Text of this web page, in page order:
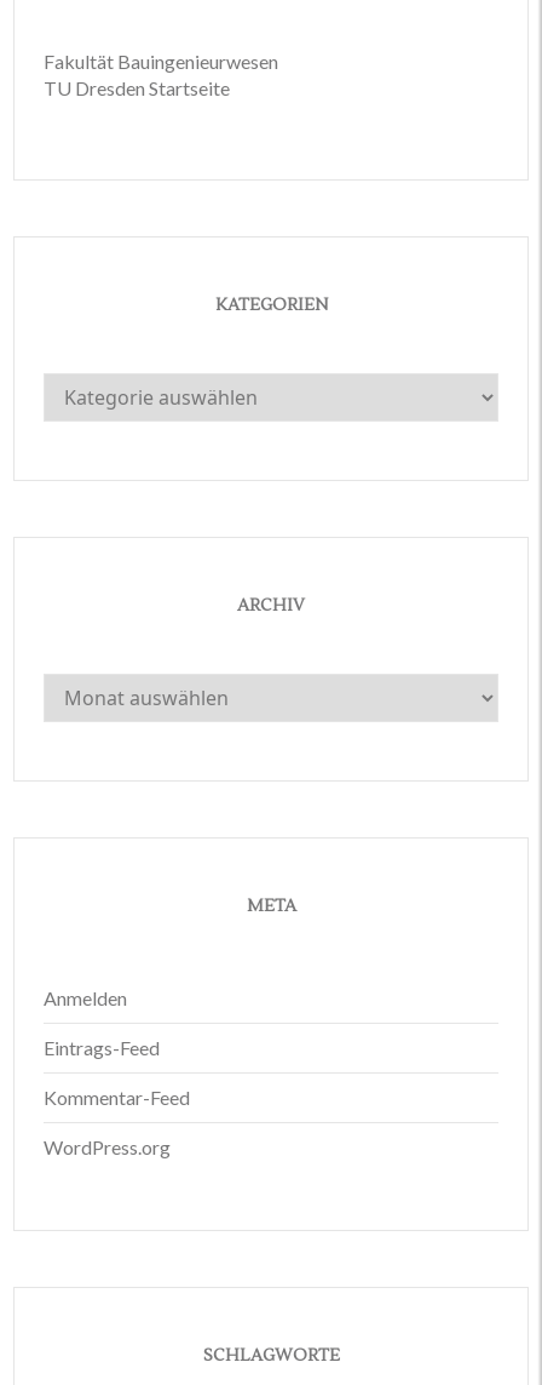
Fakultät Bauingenieurwesen
TU Dresden Startseite
KATEGORIEN
Kategorien
ARCHIV
Archiv
META
Anmelden
Eintrags-Feed
Kommentar-Feed
WordPress.org
SCHLAGWORTE